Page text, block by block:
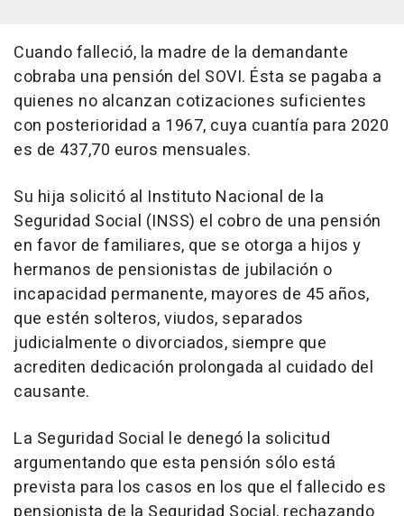
Cuando falleció, la madre de la demandante
cobraba una pensión del SOVI. Ésta se pagaba a
quienes no alcanzan cotizaciones suficientes
con posterioridad a 1967, cuya cuantía para 2020
es de 437,70 euros mensuales.
Su hija solicitó al Instituto Nacional de la
Seguridad Social (INSS) el cobro de una pensión
en favor de familiares, que se otorga a hijos y
hermanos de pensionistas de jubilación o
incapacidad permanente, mayores de 45 años,
que estén solteros, viudos, separados
judicialmente o divorciados, siempre que
acrediten dedicación prolongada al cuidado del
causante.
La Seguridad Social le denegó la solicitud
argumentando que esta pensión sólo está
prevista para los casos en los que el fallecido es